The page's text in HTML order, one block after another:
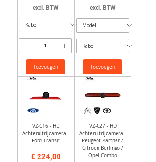
excl. BTW
Toevoegen
excl. BTW
Toevoegen
VZ-C16 - HD
Achteruitrijcamera -
Ford Transit
Prijs
€ 224,00
VZ-C27 - HD
Achteruitrijcamera -
Peugeot Partner /
Citroën Berlingo /
Opel Combo